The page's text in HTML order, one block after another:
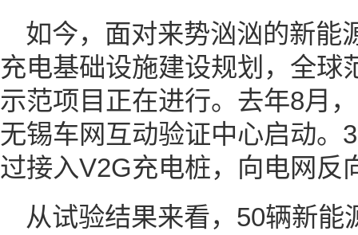
如今，面对来势汹汹的新能
充电基础设施建设规划，全球
示范项目正在进行。去年8月
无锡车网互动验证中心启动。
过接入V2G充电桩，向电网反
从试验结果来看，50辆新能